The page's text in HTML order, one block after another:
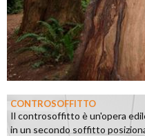
CONTROSOFFITTO
Il controsoffitto è un'opera
in un secondo soffitto